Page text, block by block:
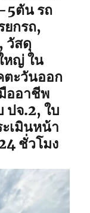
5ตัน รถ
ยกรถ,
วัสดุ
หญ่ ใน
ตะวันออก
ออาชีพ
ปจ.2, ใบ
เมินหน้า
ชั่วโมง